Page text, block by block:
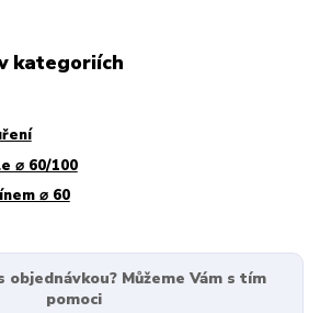
kategoriích
⌀ 60/100
⌀ 60
objednávkou? Můžeme Vám s tím
pomoci